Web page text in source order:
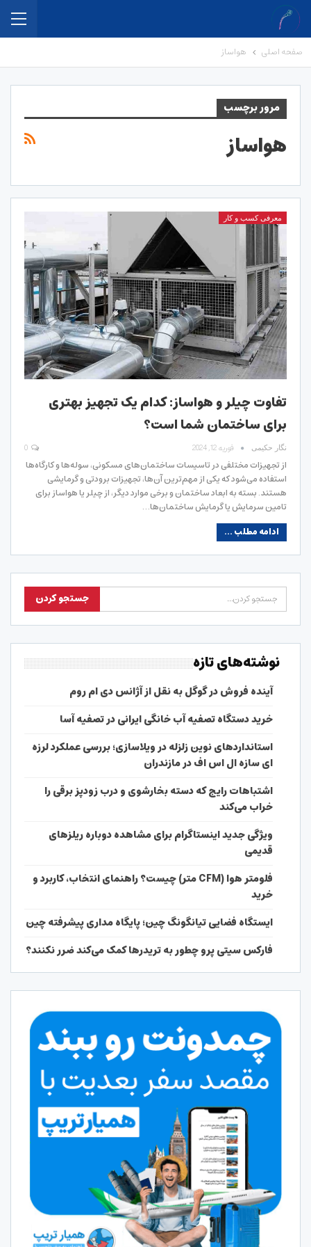
صفحه اصلی هواساز
مرور برچسب
هواساز
معرفی کسب و کار
تفاوت چیلر و هواساز: کدام یک تجهیز بهتری
برای ساختمان شما است؟
نگار حکیمی فوریه 12, 2024
از تجهیزات مختلفی در تاسیسات ساختمان‌های مسکونی، سوله‌ها و کارگاه‌ها
استفاده می‌شود که یکی از مهم‌ترین آن‌ها، تجهیزات برودتی و گرمایشی
هستند. بسته به ابعاد ساختمان و برخی موارد دیگر، از چیلر یا هواساز برای
تامین سرمایش یا گرمایش ساختمان‌ها…
ادامه مطلب ...
نوشته‌های تازه
آینده فروش در گوگل به نقل از آژانس دی ام روم
خرید دستگاه تصفیه آب خانگی ایرانی در تصفیه آسا
استانداردهای نوین زلزله در ویلاسازی؛ بررسی عملکرد لرزه
ای سازه ال اس اف در مازندران
اشتباهات رایج که دسته بخارشوی و درب زودپز برقی را
خراب می‌کند
ویژگی جدید اینستاگرام برای مشاهده دوباره ریلزهای
قدیمی
فلومتر هوا (CFM متر) چیست؟ راهنمای انتخاب، کاربرد و
خرید
ایستگاه فضایی تیانگونگ چین؛ پایگاه مداری پیشرفته چین
فارکس سیتی پرو چطور به تریدرها کمک می‌کند ضرر نکنند؟